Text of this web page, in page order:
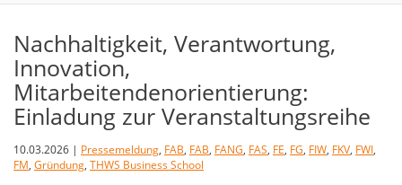
Nachhaltigkeit, Verantwortung,
Innovation,
Mitarbeitendenorientierung:
Einladung zur Veranstaltungsreihe
10.03.2026 | Pressemeldung, FAB, FAB, FANG, FAS, FE, FG, FIW, FKV, FWI,
FM, Gründung, THWS Business School